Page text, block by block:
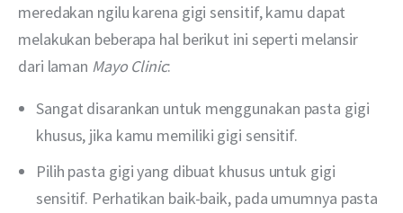
meredakan ngilu karena gigi sensitif, kamu dapat
melakukan beberapa hal berikut ini seperti melansir
dari laman Mayo Clinic:
Sangat disarankan untuk menggunakan pasta gigi
khusus, jika kamu memiliki gigi sensitif.
Pilih pasta gigi yang dibuat khusus untuk gigi
sensitif. Perhatikan baik-baik, pada umumnya pasta